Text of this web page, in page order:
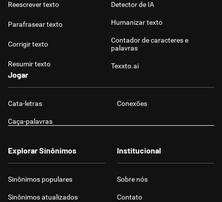
Cata-letras
Conexões
Caça-palavras
Sinônimos
Reescrever texto
Parafrasear texto
Corrigir texto
Resumir texto
Detector de IA
Humanizar texto
Contador de caracteres e
palavras
Texxto.ai
Jogar
Cata-letras Conexões
Caça-palavras
Explorar Sinônimos
Sinônimos populares
Sinônimos atualizados
Institucional
Sobre nós
Contato